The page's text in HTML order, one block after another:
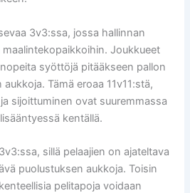
3v3:ssa, jossa hallinnan
Joukkueet
syöttöjä pitääkseen pallon
Tämä eroaa 11v11:stä,
sijoittuminen ovat suuremmassa
kentällä.
sillä pelaajien on ajateltava
puolustuksen aukkoja. Toisin
pelitapoja voidaan